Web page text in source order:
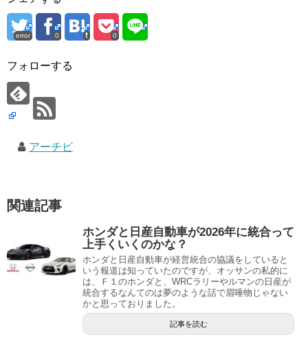
error 0 0
フォローする
アーチビ
関連記事
ホンダと日産自動車が2026年に統合って
上手くいくのかな？
ホンダと日産自動車が経営統合の協議をしていると
いう報道は知っていたのですが、オッサンの私的に
は、Ｆ１のホンダと、WRCラリーやルマンの日産が
統合するなんてのは夢のような話で眉唾物じゃない
かと思っておりました。
記事を読む